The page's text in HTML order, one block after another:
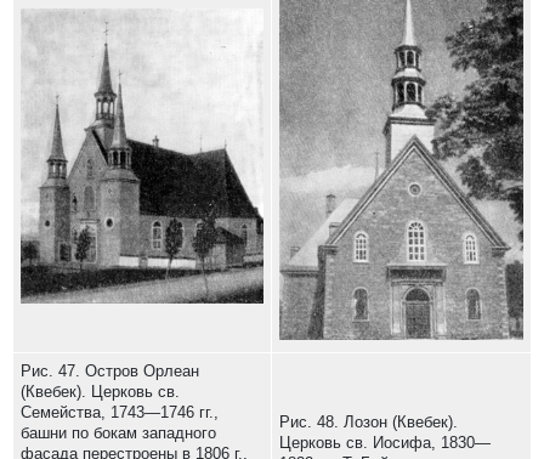
Рис. 47. Остров Орлеан
(Квебек). Церковь св.
Семейства, 1743—1746 гг.,
башни по бокам западного
фасада перестроены в 1806 г.,
Рис. 48. Лозон (Квебек).
Церковь св. Иосифа, 1830—